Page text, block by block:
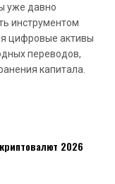
уже давно
инструментом
цифровые активы
переводов,
капитала.
2026